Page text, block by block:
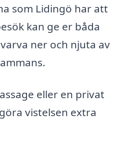
som Lidingö har att
kan ge er båda
ner och njuta av
eller en privat
vistelsen extra